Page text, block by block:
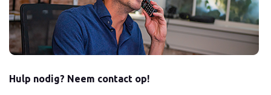
Hulp nodig? Neem contact op!